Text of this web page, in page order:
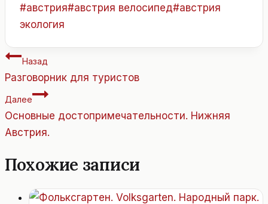
Метки
записи:
#австрия#австрия велосипед#австрия
экология
Навигация
по
записям
Назад
Разговорник для туристов
Далее
Основные достопримечательности. Нижняя
Австрия.
Похожие записи